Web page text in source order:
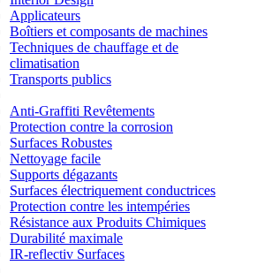
Applicateurs
Boîtiers et composants de machines
Techniques de chauffage et de
climatisation
Transports publics
Anti-Graffiti Revêtements
Protection contre la corrosion
Surfaces Robustes
Nettoyage facile
Supports dégazants
Surfaces électriquement conductrices
Protection contre les intempéries
Résistance aux Produits Chimiques
Durabilité maximale
IR-reflectiv Surfaces